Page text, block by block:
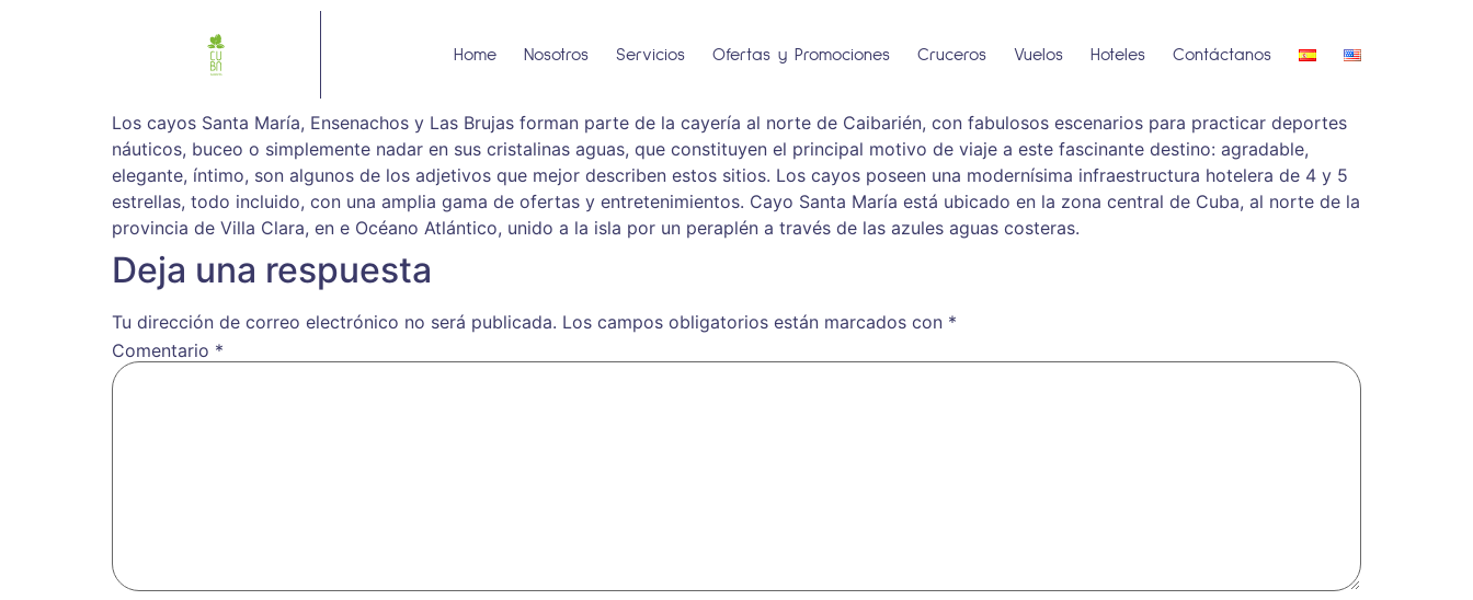
Home Nosotros Servicios Ofertas y Promociones Cruceros Vuelos Hoteles Contáctanos
Los cayos Santa María, Ensenachos y Las Brujas forman parte de la cayería al norte de Caibarién, con fabulosos escenarios para practicar deportes
náuticos, buceo o simplemente nadar en sus cristalinas aguas, que constituyen el principal motivo de viaje a este fascinante destino: agradable,
elegante, íntimo, son algunos de los adjetivos que mejor describen estos sitios. Los cayos poseen una modernísima infraestructura hotelera de 4 y 5
estrellas, todo incluido, con una amplia gama de ofertas y entretenimientos. Cayo Santa María está ubicado en la zona central de Cuba, al norte de la
provincia de Villa Clara, en e Océano Atlántico, unido a la isla por un peraplén a través de las azules aguas costeras.
Deja una respuesta
Tu dirección de correo electrónico no será publicada. Los campos obligatorios están marcados con *
Comentario *